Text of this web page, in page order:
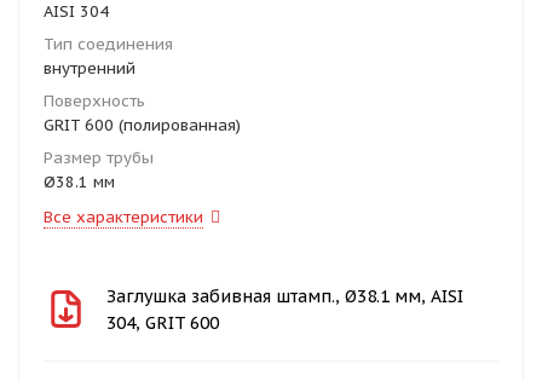
AISI 304
Тип соединения
внутренний
Поверхность
GRIT 600 (полированная)
Размер трубы
Ø38.1 мм
Все характеристики
Заглушка забивная штамп., Ø38.1 мм, AISI
304, GRIT 600